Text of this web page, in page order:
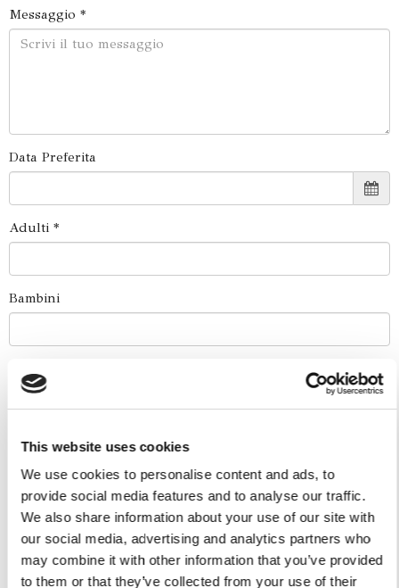
This website uses cookies
We use cookies to personalise content and ads, to
provide social media features and to analyse our traffic.
We also share information about your use of our site with
our social media, advertising and analytics partners who
may combine it with other information that you’ve provided
to them or that they’ve collected from your use of their
Messaggio *
Data Preferita
Adulti *
Bambini
Nazionalità
Come ci hai trovato?
Esperienze a Bordo